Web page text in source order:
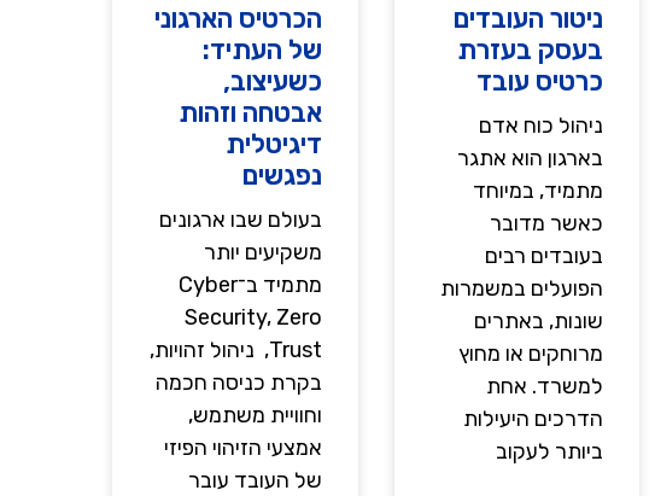
ניטור העובדים
בעסק בעזרת
כרטיס עובד
ניהול כוח אדם
בארגון הוא אתגר
מתמיד, במיוחד
כאשר מדובר
בעובדים רבים
הפועלים במשמרות
שונות, באתרים
מרוחקים או מחוץ
למשרד. אחת
הדרכים היעילות
ביותר לעקוב
הכרטיס הארגוני
של העתיד:
כשעיצוב,
אבטחה וזהות
דיגיטלית
נפגשים
בעולם שבו ארגונים
משקיעים יותר
מתמיד ב־Cyber
Security, Zero
Trust, ניהול זהויות,
בקרת כניסה חכמה
וחוויית משתמש,
אמצעי הזיהוי הפיזי
של העובד עובר